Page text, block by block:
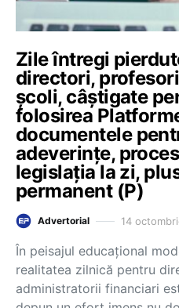
Zile întregi
directori,
școli, câștigate
folosirea
documentele
adeverințe,
legislația la zi,
permanent (P)
Advertorial 14
În peisajul educațional
realitatea zilnică pentru
administratorii financiari